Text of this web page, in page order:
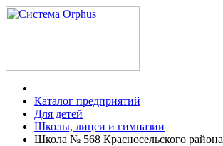
Каталог предприятий
Для детей
Школы, лицеи и гимназии
Школа № 568 Красносельского района